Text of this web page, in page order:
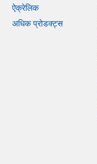
ऐक्रेलिक
अधिक प्रोडक्ट्स